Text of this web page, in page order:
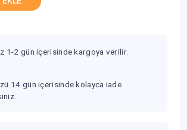
1-2 gün içerisinde kargoya verilir.
14 gün içerisinde kolayca iade